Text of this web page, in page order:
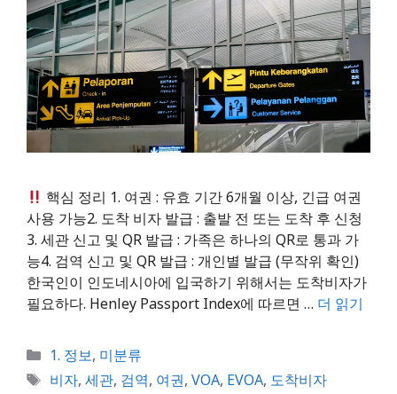
핵심 정리 1. 여권 : 유효 기간 6개월 이상, 긴급 여권
사용 가능2. 도착 비자 발급 : 출발 전 또는 도착 후 신청
3. 세관 신고 및 QR 발급 : 가족은 하나의 QR로 통과 가
능4. 검역 신고 및 QR 발급 : 개인별 발급 (무작위 확인)
한국인이 인도네시아에 입국하기 위해서는 도착비자가
필요하다. Henley Passport Index에 따르면 … 더 읽기
카
테
1. 정보, 미분류
태
비자, 세관, 검역, 여권, VOA, EVOA, 도착비자